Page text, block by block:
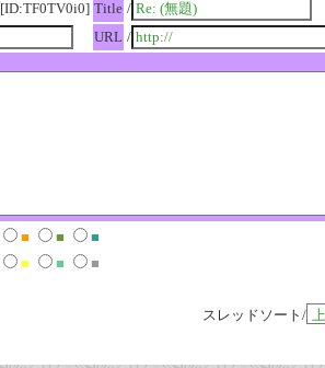
[ID:TF0TV0i0] Title /
URL /
■ ■
■
■ ■
■
スレッドソート/